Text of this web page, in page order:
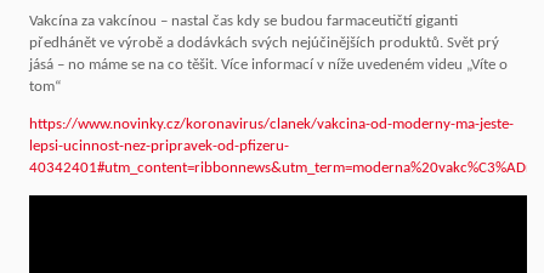
Vakcína za vakcínou – nastal čas kdy se budou farmaceutičtí giganti
předhánět ve výrobě a dodávkách svých nejúčinějších produktů. Svět prý
jásá – no máme se na co těšit. Více informací v níže uvedeném videu „Víte o
tom“
https://www.novinky.cz/koronavirus/clanek/vakcina-od-moderny-ma-jeste-
lepsi-ucinnost-nez-pripravek-od-pfizeru-